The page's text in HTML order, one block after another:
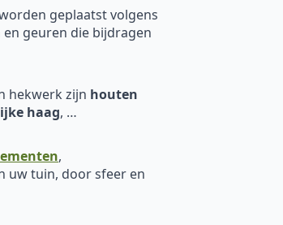
geplaatst volgens
geuren die bijdragen
hekwerk zijn houten
haag, …
,
uw tuin, door sfeer en